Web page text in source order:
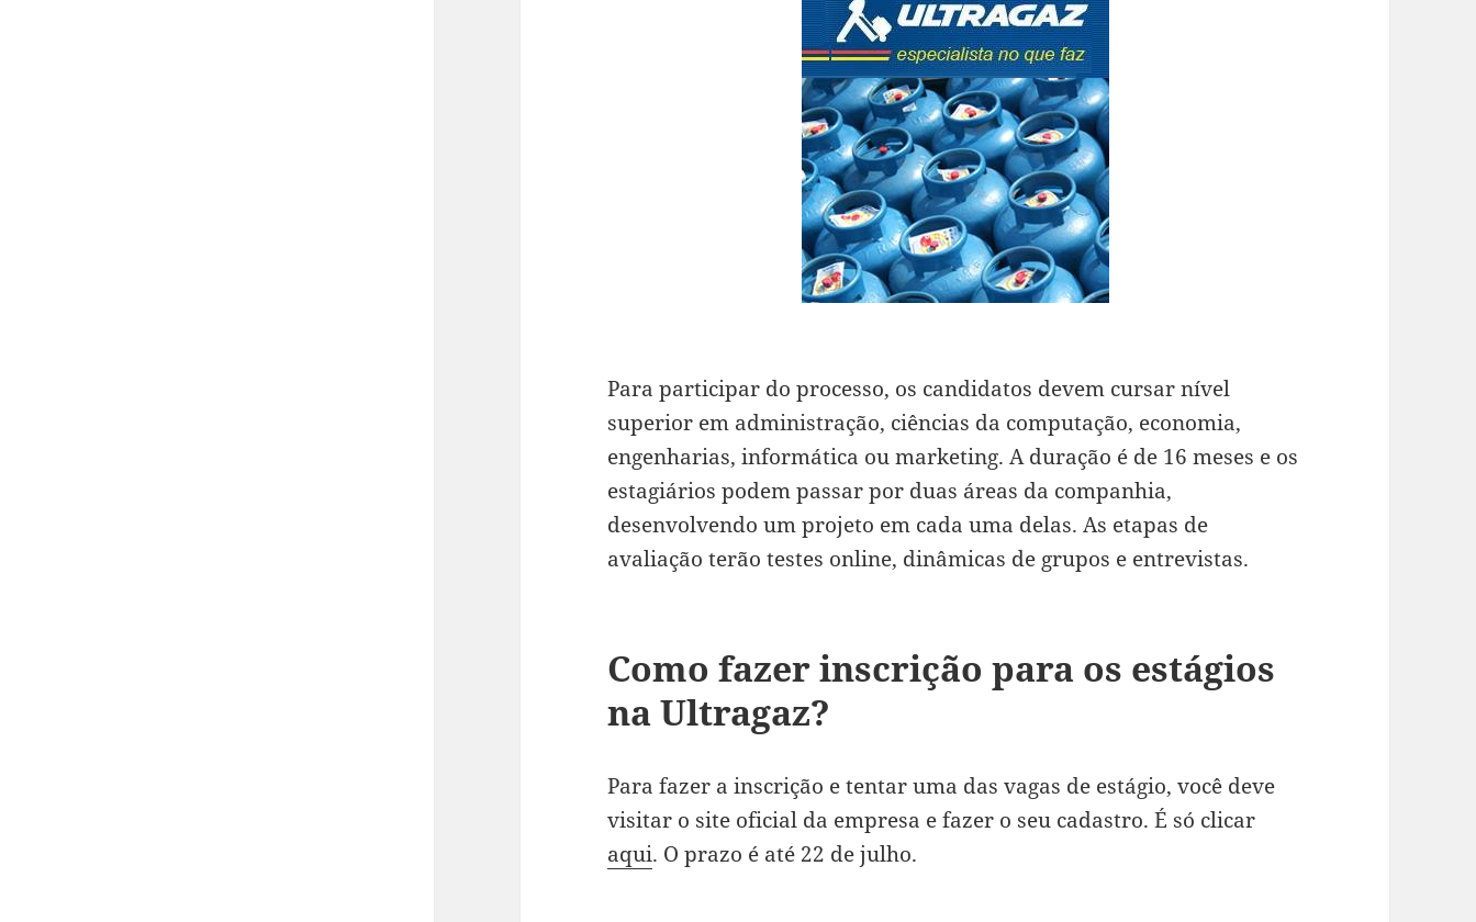
Para participar do processo, os candidatos devem cursar nível
superior em administração, ciências da computação, economia,
engenharias, informática ou marketing. A duração é de 16 meses e os
estagiários podem passar por duas áreas da companhia,
desenvolvendo um projeto em cada uma delas. As etapas de
avaliação terão testes online, dinâmicas de grupos e entrevistas.
Como fazer inscrição para os estágios
na Ultragaz?
Para fazer a inscrição e tentar uma das vagas de estágio, você deve
visitar o site oficial da empresa e fazer o seu cadastro. É só clicar
aqui. O prazo é até 22 de julho.